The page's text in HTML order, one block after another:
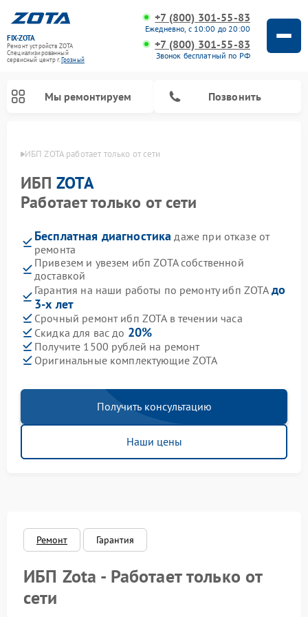
FIX-ZOTA
Ремонт устройств ZOTA
Специализированный
cервисный центр г.Грозный
+7 (800) 301-55-83
Ежедневно, с 10:00 до 20:00
+7 (800) 301-55-83
Звонок бесплатный по РФ
Мы ремонтируем Позвонить
ИБП ZOTA работает только от сети
ИБП ZOTA
Работает только от сети
Бесплатная диагностика даже при отказе от
ремонта
Привезем и увезем ибп ZOTA собственной
доставкой
Гарантия на наши работы по ремонту ибп ZOTA до
3-х лет
Срочный ремонт ибп ZOTA в течении часа
Скидка для вас до 20%
Получите 1500 рублей на ремонт
Оригинальные комплектующие ZOTA
Получить консультацию
Наши цены
Ремонт Гарантия
ИБП Zota - Работает только от
сети